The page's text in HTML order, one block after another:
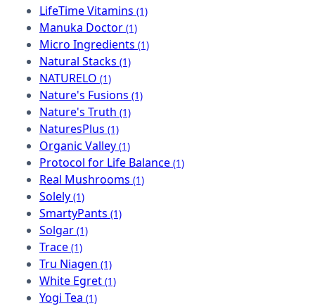
LifeTime Vitamins (1)
Manuka Doctor (1)
Micro Ingredients (1)
Natural Stacks (1)
NATURELO (1)
Nature's Fusions (1)
Nature's Truth (1)
NaturesPlus (1)
Organic Valley (1)
Protocol for Life Balance (1)
Real Mushrooms (1)
Solely (1)
SmartyPants (1)
Solgar (1)
Trace (1)
Tru Niagen (1)
White Egret (1)
Yogi Tea (1)